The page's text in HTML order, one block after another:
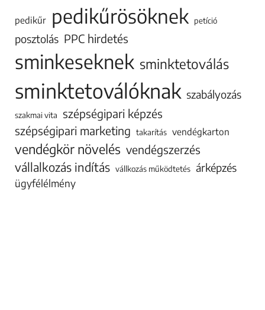
pedikűr pedikűrösöknek petíció
posztolás PPC hirdetés
sminkeseknek sminktetoválás
sminktetoválóknak szabályozás
szakmai vita
szépségipari képzés
szépségipari marketing takarítás vendégkarton
vendégkör növelés vendégszerzés
vállalkozás indítás vállkozás működtetés árképzés
ügyfélélmény